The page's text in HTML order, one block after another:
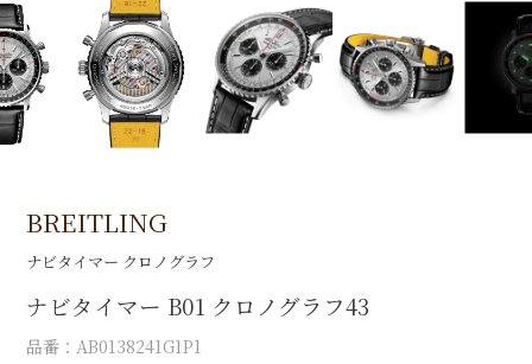
BREITLING
ナビタイマー クロノグラフ
ナビタイマー B01 クロノグラフ43
品番：AB0138241G1P1